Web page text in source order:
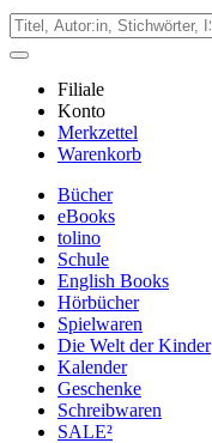
Filiale
Konto
Merkzettel
Warenkorb
Bücher
eBooks
tolino
Schule
English Books
Hörbücher
Spielwaren
Die Welt der Kinder
Kalender
Geschenke
Schreibwaren
SALE²